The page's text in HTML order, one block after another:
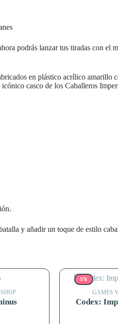
podrás lanzar tus tiradas con
en plástico acrílico
casco de los Caballeros
y añadir un toque de estilo
5%
GAMES
Codex: